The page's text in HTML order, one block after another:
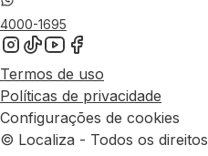
4000-1695
Termos de uso
Políticas de privacidade
Configurações de cookies
© Localiza - Todos os